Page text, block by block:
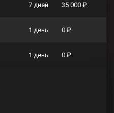
7 дней 35 000 ₽
1 день 0 ₽
1 день 0 ₽